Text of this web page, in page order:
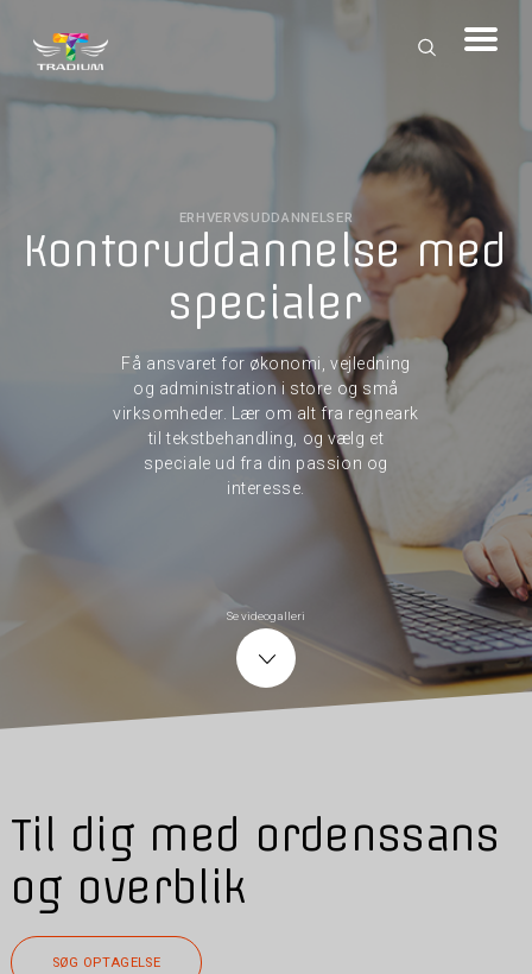
ERHVERVSUDDANNELSER
Kontoruddannelse med
specialer
Få ansvaret for økonomi, vejledning
og administration i store og små
virksomheder. Lær om alt fra regneark
til tekstbehandling, og vælg et
speciale ud fra din passion og
interesse.
Se videogalleri
Til dig med ordenssans
og overblik
SØG OPTAGELSE